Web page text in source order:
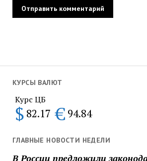
КУРСЫ ВАЛЮТ
Курс ЦБ
$ 82.17 € 94.84
ГЛАВНЫЕ НОВОСТИ НЕДЕЛИ
В России предложили